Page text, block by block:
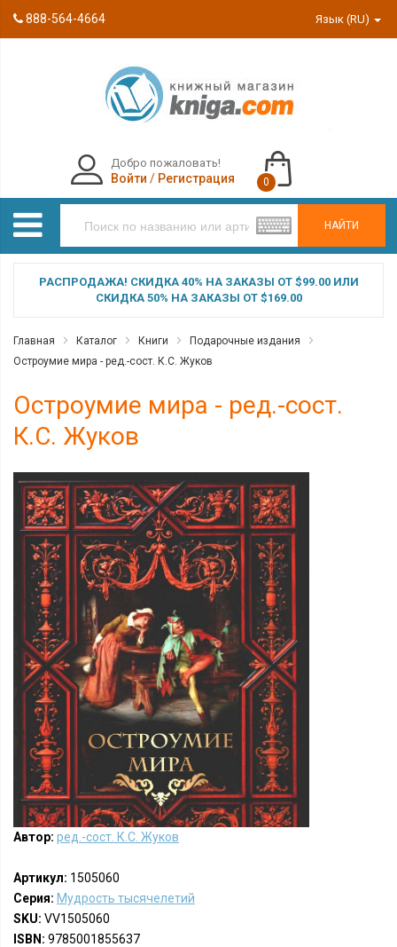
888-564-4664 Язык (RU)
НАЙТИ
Добро пожаловать!
Войти / Регистрация 0
РАСПРОДАЖА! СКИДКА 40% НА ЗАКАЗЫ ОТ $99.00 ИЛИ
СКИДКА 50% НА ЗАКАЗЫ ОТ $169.00
Главная Каталог Книги
Подарочные издания
Остроумие мира - ред.-сост. К.С. Жуков
Остроумие мира - ред.-сост.
К.С. Жуков
Автор: ред.-сост. К.С. Жуков
Артикул: 1505060
Серия: Мудрость тысячелетий
SKU: VV1505060
ISBN: 9785001855637